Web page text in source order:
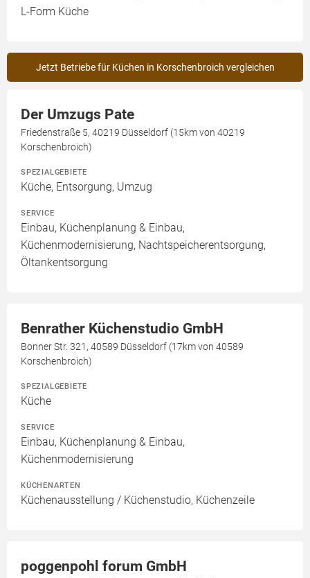
L-Form Küche
Jetzt Betriebe für Küchen in Korschenbroich vergleichen
Der Umzugs Pate
Friedenstraße 5, 40219 Düsseldorf (15km von 40219
Korschenbroich)
SPEZIALGEBIETE
Küche, Entsorgung, Umzug
SERVICE
Einbau, Küchenplanung & Einbau,
Küchenmodernisierung, Nachtspeicherentsorgung,
Öltankentsorgung
Benrather Küchenstudio GmbH
Bonner Str. 321, 40589 Düsseldorf (17km von 40589
Korschenbroich)
SPEZIALGEBIETE
Küche
SERVICE
Einbau, Küchenplanung & Einbau,
Küchenmodernisierung
KÜCHENARTEN
Küchenausstellung / Küchenstudio, Küchenzeile
poggenpohl forum GmbH